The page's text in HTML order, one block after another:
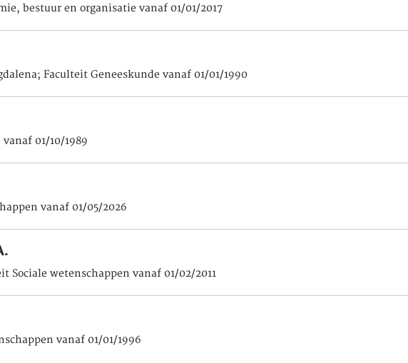
bestuur en organisatie vanaf 01/01/2017
Faculteit Geneeskunde vanaf 01/01/1990
01/10/1989
vanaf 01/05/2026
wetenschappen vanaf 01/02/2011
vanaf 01/01/1996